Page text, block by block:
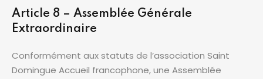
Article 8 – Assemblée Générale
Extraordinaire
Conformément aux statuts de l’association Saint
Domingue Accueil francophone, une Assemblée